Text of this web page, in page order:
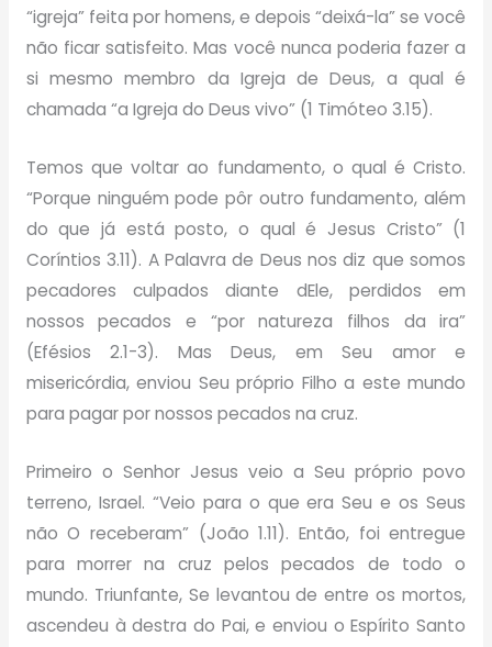
“igreja” feita por homens, e depois “deixá-la” se você
não ficar satisfeito. Mas você nunca poderia fazer a
si mesmo membro da Igreja de Deus, a qual é
chamada “a Igreja do Deus vivo” (1 Timóteo 3.15).
Temos que voltar ao fundamento, o qual é Cristo.
“Porque ninguém pode pôr outro fundamento, além
do que já está posto, o qual é Jesus Cristo” (1
Coríntios 3.11). A Palavra de Deus nos diz que somos
pecadores culpados diante dEle, perdidos em
nossos pecados e “por natureza filhos da ira”
(Efésios 2.1-3). Mas Deus, em Seu amor e
misericórdia, enviou Seu próprio Filho a este mundo
para pagar por nossos pecados na cruz.
Primeiro o Senhor Jesus veio a Seu próprio povo
terreno, Israel. “Veio para o que era Seu e os Seus
não O receberam” (João 1.11). Então, foi entregue
para morrer na cruz pelos pecados de todo o
mundo. Triunfante, Se levantou de entre os mortos,
ascendeu à destra do Pai, e enviou o Espírito Santo